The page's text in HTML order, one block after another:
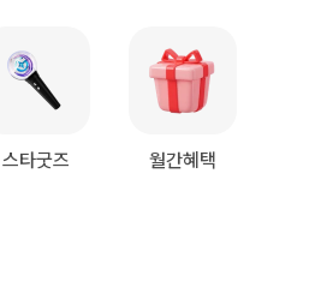
스타굿즈 월간혜택